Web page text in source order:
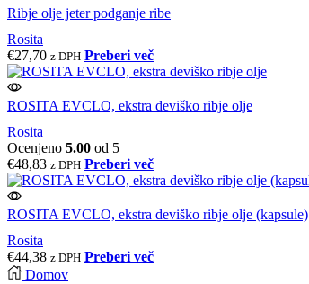
Ribje olje jeter podganje ribe
Rosita
€27,70 z DPH Preberi več
ROSITA EVCLO, ekstra deviško ribje olje
Rosita
Ocenjeno 5.00 od 5
€48,83 z DPH Preberi več
ROSITA EVCLO, ekstra deviško ribje olje (kapsule)
Rosita
€44,38 z DPH Preberi več
Domov